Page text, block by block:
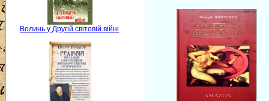
Волинь у Другій світовій війні